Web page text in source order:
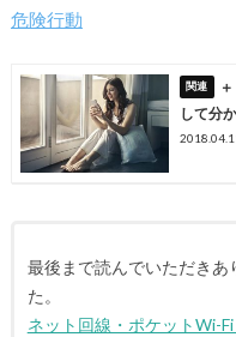
危険行動
して分
最後まで読んでいただきあ
た。
ネット回線・ポケットWi-